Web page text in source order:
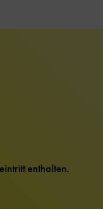
enthalten.